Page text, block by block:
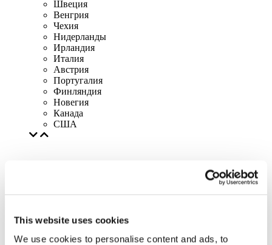
This website uses cookies
We use cookies to personalise content and ads, to
Швеция
Венгрия
Чехия
Нидерланды
Ирландия
Италия
Австрия
Португалия
Финляндия
Новегия
Канада
США